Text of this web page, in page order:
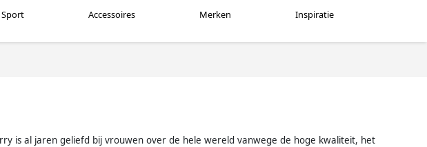
Sport Accessoires Merken Inspiratie
is al jaren geliefd bij vrouwen over de hele wereld vanwege de hoge kwaliteit, het